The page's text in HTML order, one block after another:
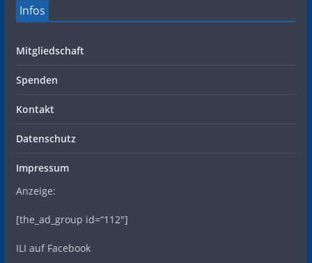
Infos
Mitgliedschaft
Spenden
Kontakt
Datenschutz
Impressum
Anzeige:
[the_ad_group id=“112″]
ILI auf Facebook